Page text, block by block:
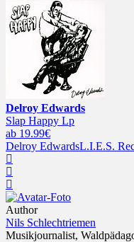
Delroy Edwards
Slap Happy Lp
ab 19.99€
Delroy EdwardsL.I.E.S.
Author
Nils Schlechtriemen
Musikjournalist,